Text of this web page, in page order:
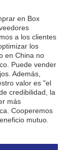
en Box
a los clientes
los
en China no
Puede vender
Además,
valor es "el
credibilidad, la
más
Cooperemos
mutuo.